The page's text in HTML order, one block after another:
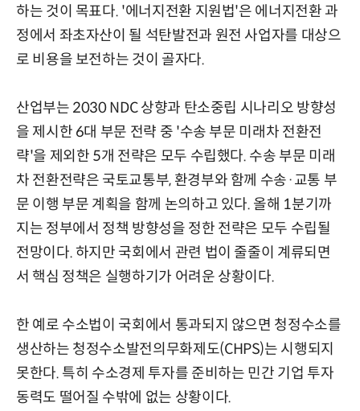
하는 것이 목표다. '에너지전환 지원법'은 에너지전환 과
정에서 좌초자산이 될 석탄발전과 원전 사업자를 대상으
로 비용을 보전하는 것이 골자다.
산업부는 2030 NDC 상향과 탄소중립 시나리오 방향성
을 제시한 6대 부문 전략 중 '수송 부문 미래차 전환전
략'을 제외한 5개 전략은 모두 수립했다. 수송 부문 미래
차 전환전략은 국토교통부, 환경부와 함께 수송·교통 부
문 이행 부문 계획을 함께 논의하고 있다. 올해 1분기까
지는 정부에서 정책 방향성을 정한 전략은 모두 수립될
전망이다. 하지만 국회에서 관련 법이 줄줄이 계류되면
서 핵심 정책은 실행하기가 어려운 상황이다.
한 예로 수소법이 국회에서 통과되지 않으면 청정수소를
생산하는 청정수소발전의무화제도(CHPS)는 시행되지
못한다. 특히 수소경제 투자를 준비하는 민간 기업 투자
동력도 떨어질 수밖에 없는 상황이다.